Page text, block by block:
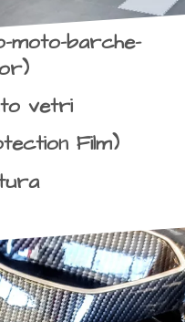
moto-barche-
vetri
Film)